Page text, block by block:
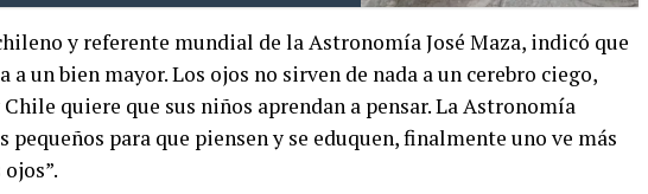
y referente mundial de la Astronomía José Maza, indicó que
a un bien mayor. Los ojos no sirven de nada a un cerebro ciego,
quiere que sus niños aprendan a pensar. La Astronomía
para que piensen y se eduquen, finalmente uno ve más